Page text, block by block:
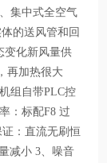
集中式全空气
的送风管和回
变化新风量供
再加热很大
组自带PLC控
：标配F8 过
：直流无刷恒
减小 3、噪音